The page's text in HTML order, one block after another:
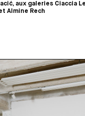
aux galeries Ciaccia
Almine Rech